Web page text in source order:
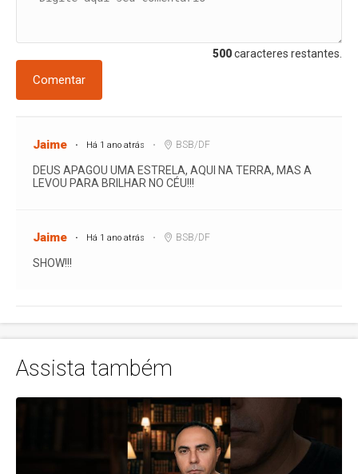
500caracteres restantes.
Comentar
Jaime Há 1 ano atrás BSB/DF
DEUS APAGOU UMA ESTRELA, AQUI NA TERRA, MAS A
LEVOU PARA BRILHAR NO CÉU!!!
Jaime Há 1 ano atrás BSB/DF
SHOW!!!
Assista também